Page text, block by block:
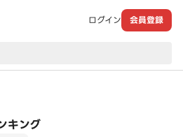
ログイン 会員登録
キング